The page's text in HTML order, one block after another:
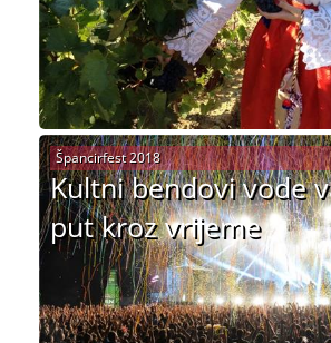
Kultni bendovi vode
put kroz vrijeme
Špancirfest 2018